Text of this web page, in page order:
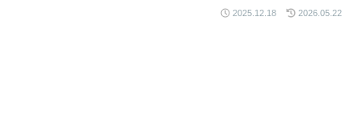
2025.12.18 2026.05.22